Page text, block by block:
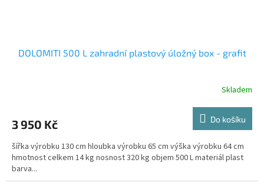
DOLOMITI 500 L zahradní plastový úložný box - grafit
Skladem
3 950 Kč Do košíku
šířka výrobku 130 cm hloubka výrobku 65 cm výška výrobku 64 cm
hmotnost celkem 14 kg nosnost 320 kg objem 500 L materiál plast
barva...